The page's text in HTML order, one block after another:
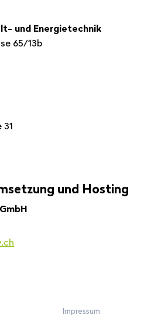
und Energietechnik
65/13b
und Hos­ting
Impressum